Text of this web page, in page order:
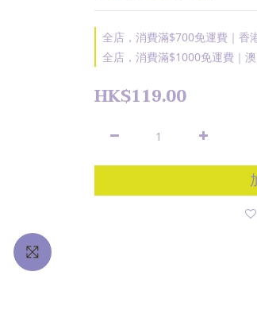
全店，消費滿$700免運費｜香
全店，消費滿$1000免運費｜
HK$119.00